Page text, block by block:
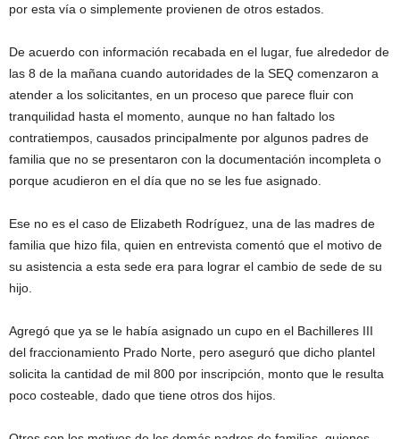
por esta vía o simplemente provienen de otros estados.
De acuerdo con información recabada en el lugar, fue alrededor de
las 8 de la mañana cuando autoridades de la SEQ comenzaron a
atender a los solicitantes, en un proceso que parece fluir con
tranquilidad hasta el momento, aunque no han faltado los
contratiempos, causados principalmente por algunos padres de
familia que no se presentaron con la documentación incompleta o
porque acudieron en el día que no se les fue asignado.
Ese no es el caso de Elizabeth Rodríguez, una de las madres de
familia que hizo fila, quien en entrevista comentó que el motivo de
su asistencia a esta sede era para lograr el cambio de sede de su
hijo.
Agregó que ya se le había asignado un cupo en el Bachilleres III
del fraccionamiento Prado Norte, pero aseguró que dicho plantel
solicita la cantidad de mil 800 por inscripción, monto que le resulta
poco costeable, dado que tiene otros dos hijos.